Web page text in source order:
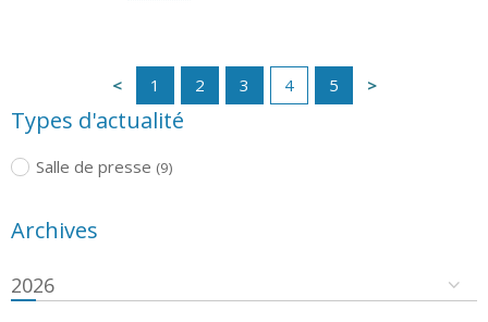
1 2 3 4 5
Types d'actualité
Salle de presse (9)
Archives
2026